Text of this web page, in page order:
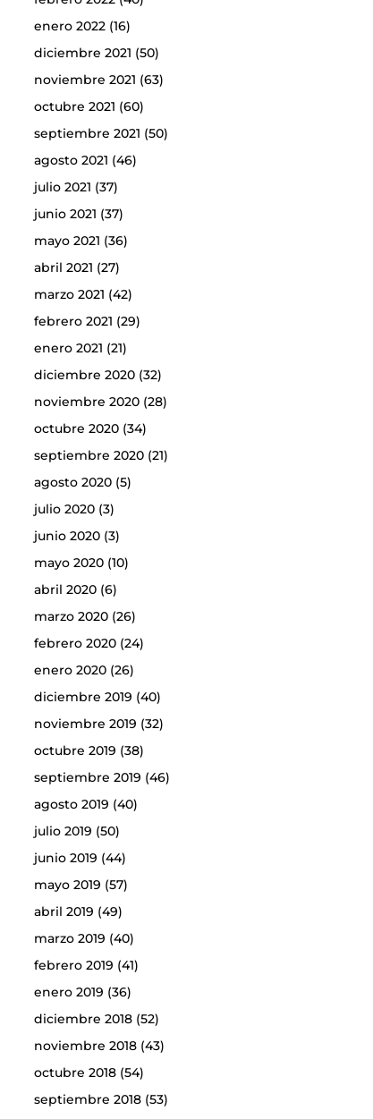
enero 2022(16)
diciembre 2021 (50)
noviembre 2021 (63)
octubre 2021 (60)
septiembre 2021 (50)
agosto 2021 (46)
julio 2021 (37)
junio 2021 (37)
mayo 2021 (36)
abril 2021 (27)
marzo 2021 (42)
febrero 2021 (29)
enero 2021 (21)
diciembre 2020(32)
noviembre 2020(28)
octubre 2020(34)
septiembre 2020(21)
agosto 2020(5)
julio 2020(3)
junio 2020(3)
mayo 2020(10)
abril 2020(6)
marzo 2020(26)
febrero 2020(24)
enero 2020(26)
diciembre 2019 (40)
noviembre 2019 (32)
octubre 2019 (38)
septiembre 2019 (46)
agosto 2019 (40)
julio 2019 (50)
junio 2019 (44)
mayo 2019 (57)
abril 2019 (49)
marzo 2019 (40)
febrero 2019 (41)
enero 2019 (36)
diciembre 2018(52)
noviembre 2018(43)
octubre 2018(54)
septiembre 2018(53)